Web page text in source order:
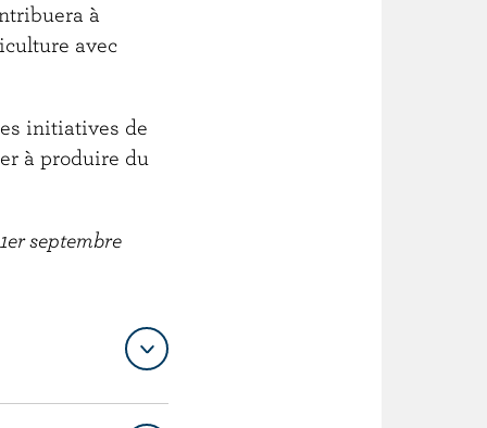
à
avec
initiatives de
à produire du
septembre